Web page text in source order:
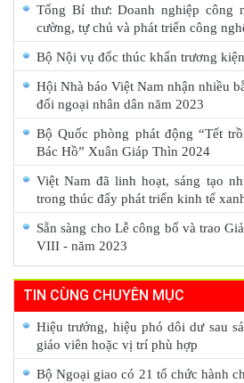
Tổng Bí thư: Doanh nghiệp công
cường, tự chủ và phát triển công
Bộ Nội vụ đốc thúc khẩn trương
Hội Nhà báo Việt Nam nhận nhiều
đối ngoại nhân dân năm 2023
Bộ Quốc phòng phát động “Tết
Bác Hồ” Xuân Giáp Thìn 2024
Việt Nam đã linh hoạt, sáng tạo
trong thúc đẩy phát triển kinh tế
Sẵn sàng cho Lễ công bố và trao
VIII - năm 2023
TIN CÙNG CHUYÊN MỤC
Hiệu trưởng, hiệu phó dôi dư sau
giáo viên hoặc vị trí phù hợp
Bộ Ngoại giao có 21 tổ chức hành